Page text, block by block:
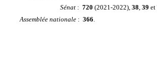
Sénat : 720 (2021-2022), 38, 39 et
Assemblée nationale: 366.